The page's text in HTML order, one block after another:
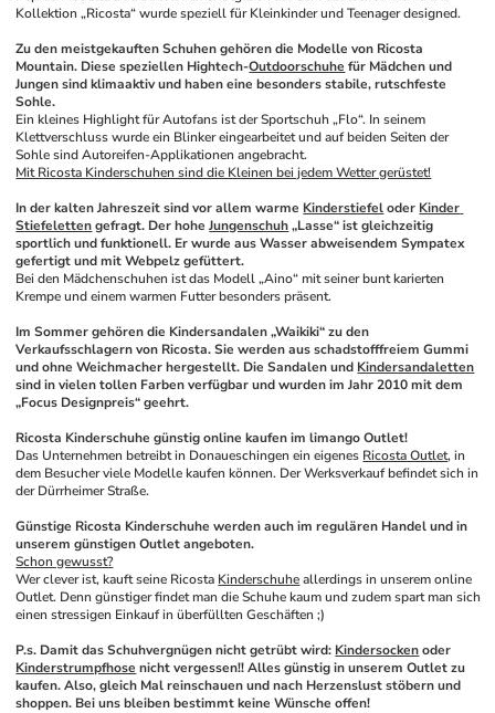
Kollektion „Ricosta“ wurde speziell für Kleinkinder und Teenager designed.
Zu den meistgekauften Schuhen gehören die Modelle von Ricosta
Mountain. Diese speziellen Hightech-Outdoorschuhe für Mädchen und
Jungen sind klimaaktiv und haben eine besonders stabile, rutschfeste
Sohle.
Ein kleines Highlight für Autofans ist der Sportschuh „Flo“. In seinem
Klettverschluss wurde ein Blinker eingearbeitet und auf beiden Seiten der
Sohle sind Autoreifen-Applikationen angebracht.
Mit Ricosta Kinderschuhen sind die Kleinen bei jedem Wetter gerüstet!
In der kalten Jahreszeit sind vor allem warme Kinderstiefel oder Kinder
Stiefeletten gefragt. Der hohe Jungenschuh „Lasse“ ist gleichzeitig
sportlich und funktionell. Er wurde aus Wasser abweisendem Sympatex
gefertigt und mit Webpelz gefüttert.
Bei den Mädchenschuhen ist das Modell „Aino“ mit seiner bunt karierten
Krempe und einem warmen Futter besonders präsent.
Im Sommer gehören die Kindersandalen „Waikiki“ zu den
Verkaufsschlagern von Ricosta. Sie werden aus schadstofffreiem Gummi
und ohne Weichmacher hergestellt. Die Sandalen und Kindersandaletten
sind in vielen tollen Farben verfügbar und wurden im Jahr 2010 mit dem
„Focus Designpreis“ geehrt.
Ricosta Kinderschuhe günstig online kaufen im limango Outlet!
Das Unternehmen betreibt in Donaueschingen ein eigenes Ricosta Outlet, in
dem Besucher viele Modelle kaufen können. Der Werksverkauf befindet sich in
der Dürrheimer Straße.
Günstige Ricosta Kinderschuhe werden auch im regulären Handel und in
unserem günstigen Outlet angeboten.
Schon gewusst?
Wer clever ist, kauft seine Ricosta Kinderschuhe allerdings in unserem online
Outlet. Denn günstiger findet man die Schuhe kaum und zudem spart man sich
einen stressigen Einkauf in überfüllten Geschäften ;)
P.s. Damit das Schuhvergnügen nicht getrübt wird: Kindersocken
Kinderstrumpfhose nicht vergessen!! Alles günstig in unserem Outlet zu
kaufen. Also, gleich Mal reinschauen und nach Herzenslust stöbern und
shoppen. Bei uns bleiben bestimmt keine Wünsche offen!